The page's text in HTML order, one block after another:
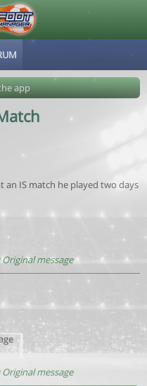
app
IS match he played two days
Original message
Original message
202608062329